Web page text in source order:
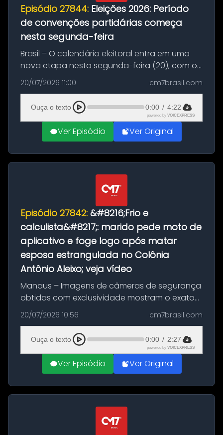
Episódio 27844: Eleições 2026: Período
de convenções partidárias começa
nesta segunda-feira
Brasil – O calendário eleitoral entra em uma
nova etapa nesta segunda-feira (20), com o
início do período destinado às convenções
partidárias. Até 5 de agosto, partidos e
federações poderão oficializa...
20/07/2026 11:00 cm7brasil.com
Ouça o texto 0:00 / 4:22
powered by VOICEXPRESS
Ver Episódio Ver Original
Episódio 27842: &#8216;Frio e
calculista&#8217;: marido pede moto de
aplicativo e foge logo após matar
esposa estrangulada no Colônia
Antônio Aleixo; veja vídeo
Manaus – Imagens de câmeras de segurança
obtidas com exclusividade mostram o exato
momento da fuga do principal suspeito da
morte de Larissa Araújo, de 28 anos. O crime
ocorreu na noite deste último d...
20/07/2026 10:56 cm7brasil.com
Ouça o texto 0:00 / 2:27
powered by VOICEXPRESS
Ver Episódio Ver Original